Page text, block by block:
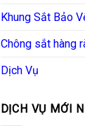
Khung Sắt Bảo
Chông sắt hàng
Dịch Vụ
DỊCH VỤ MỚI